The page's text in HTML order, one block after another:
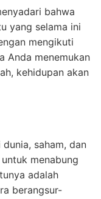
bahwa
yang selama ini
mengikuti
Anda menemukan
kehidupan akan
saham, dan
menabung
adalah
berangsur-